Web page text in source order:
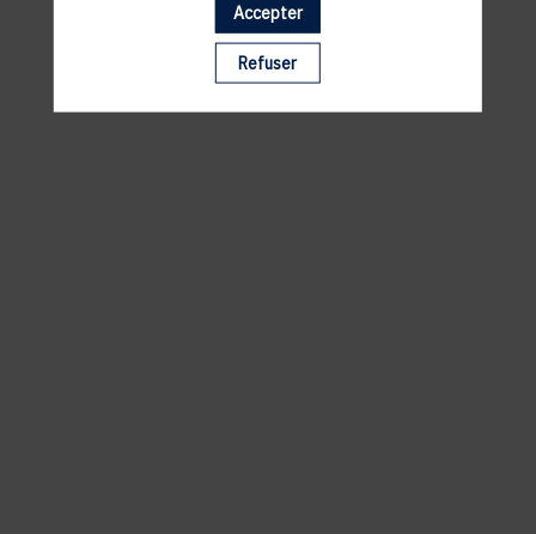
Il manque du contenu : rafraichissez votre navigateur
Accepter
Refuser